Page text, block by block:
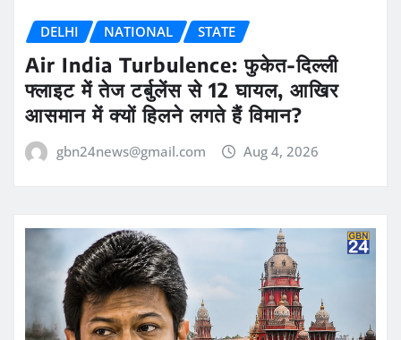
DELHI NATIONAL STATE
Air India Turbulence: फुकेत-दिल्ली
फ्लाइट में तेज टर्बुलेंस से 12 घायल, आखिर
आसमान में क्यों हिलने लगते हैं विमान?
gbn24news@gmail.com Aug 4, 2026